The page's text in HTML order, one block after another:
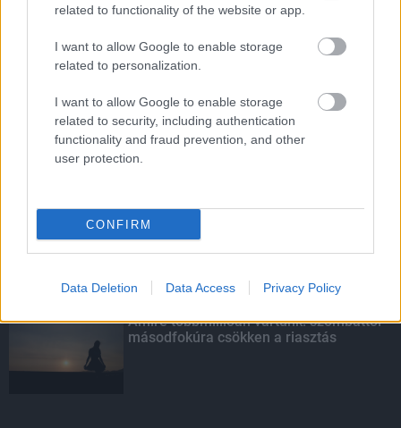
related to functionality of the website or app.
I want to allow Google to enable storage
related to personalization.
I want to allow Google to enable storage
related to security, including authentication
functionality and fraud prevention, and other
user protection.
CONFIRM
Data Deletion Data Access Privacy Policy
HIRDETÉS
Paks II.: Mit jelent az 5. blokk új
mérföldköve a felülvizsgálat
árnyékában?
Fontos a postaládákba költöző
széncinegék védelme
Amire többmillióan vártunk: szombattól
másodfokúra csökken a riasztás